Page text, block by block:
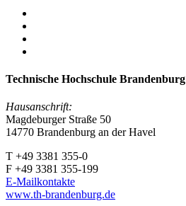
Technische Hochschule Brandenburg
Hausanschrift:
Magdeburger Straße 50
14770 Brandenburg an der Havel
T +49 3381 355-0
F +49 3381 355-199
E-Mailkontakte
www.th-brandenburg.de